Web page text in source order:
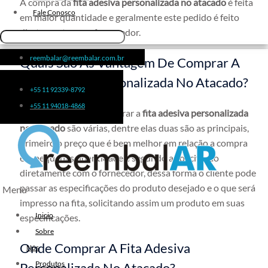
Fita de Arquear
Fita Adesiva Transparente
48×50
Fita Adesiva Personalizada
Fita Adesiva Personalizada com
Logomarca
Fita Adesiva Personalizada em
Pequena Quantidade
Fita Adesiva Personalizada no
Atacado
Fale Conosco
reembalar@reembalar.com.br
+55 11 92339-8792
+55 11 94018-4868
Menu
Inicio
Sobre
Nós
Produtos
em maior quantidade e geralmente este pedido é feito
diretamente a um fornecedor.
Quais São As Vantagem De Comprar A
Fita Adesiva Personalizada No Atacado?
As vantagens de se comprar a fita adesiva personalizada
no atacadosão várias, dentre elas duas são as principais,
primeiro o preço que é bem melhor em relação a compra
em pequenas quantidade e segundo a solicitação
diretamente com o fornecedor, dessa forma o cliente pode
passar as especificações do produto desejado e o que será
impresso na fita, solicitando assim um produto em suas
especificações.
Onde Comprar A Fita Adesiva